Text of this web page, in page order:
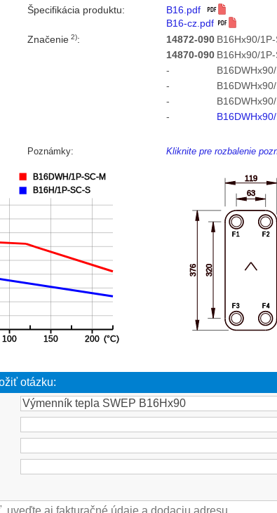
Špecifikácia produktu:
B16.pdf
B16-cz.pdf
Značenie 2): 14872-090 B16Hx90/
14870-090 B16Hx90/
-
-
-
-
Poznámky: Kliknite pre rozbalenie
otázku: